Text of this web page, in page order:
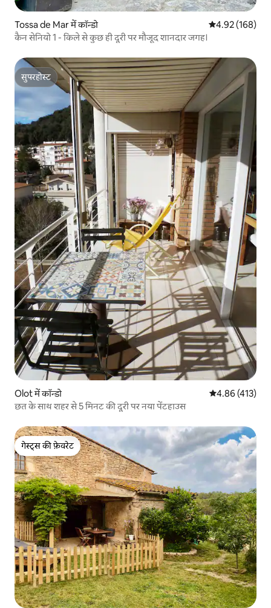
Tossa de Mar में कॉन्डो औसत रेटिंग 5 में से
4.92 (168)
कैन सेनियो 1 - किले से कुछ ही दूरी पर मौजूद शानदार जगह।
सुपरहोस्ट
सुपरहोस्ट
Olot में कॉन्डो औसत रेटिंग 5 में से
4.86 (413)
छत के साथ शहर से 5 मिनट की दूरी पर नया पेंटहाउस
गेस्ट्स की फ़ेवरेट
गेस्ट्स की फ़ेवरेट